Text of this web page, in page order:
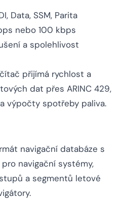
Data, SSM, Parita
nebo 100 kbps
a spolehlivost
přijímá rychlost a
dat přes ARINC 429,
výpočty spotřeby paliva.
navigační databáze s
navigační systémy,
a segmentů letové